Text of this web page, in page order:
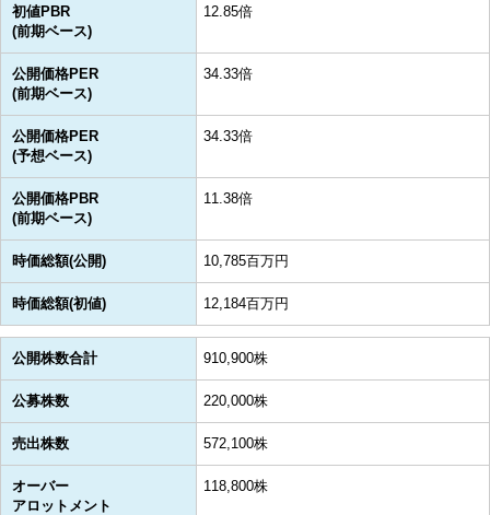
初値PBR
(前期ベース)
12.85倍
公開価格PER
(前期ベース)
34.33倍
公開価格PER
(予想ベース)
34.33倍
公開価格PBR
(前期ベース)
11.38倍
時価総額(公開) 10,785百万円
時価総額(初値) 12,184百万円
公開株数合計 910,900株
公募株数 220,000株
売出株数 572,100株
オーバー
アロットメント
118,800株